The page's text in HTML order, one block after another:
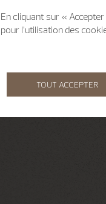
En cliquant sur «
pour l’utilisation des
TOUT ACCEPTER